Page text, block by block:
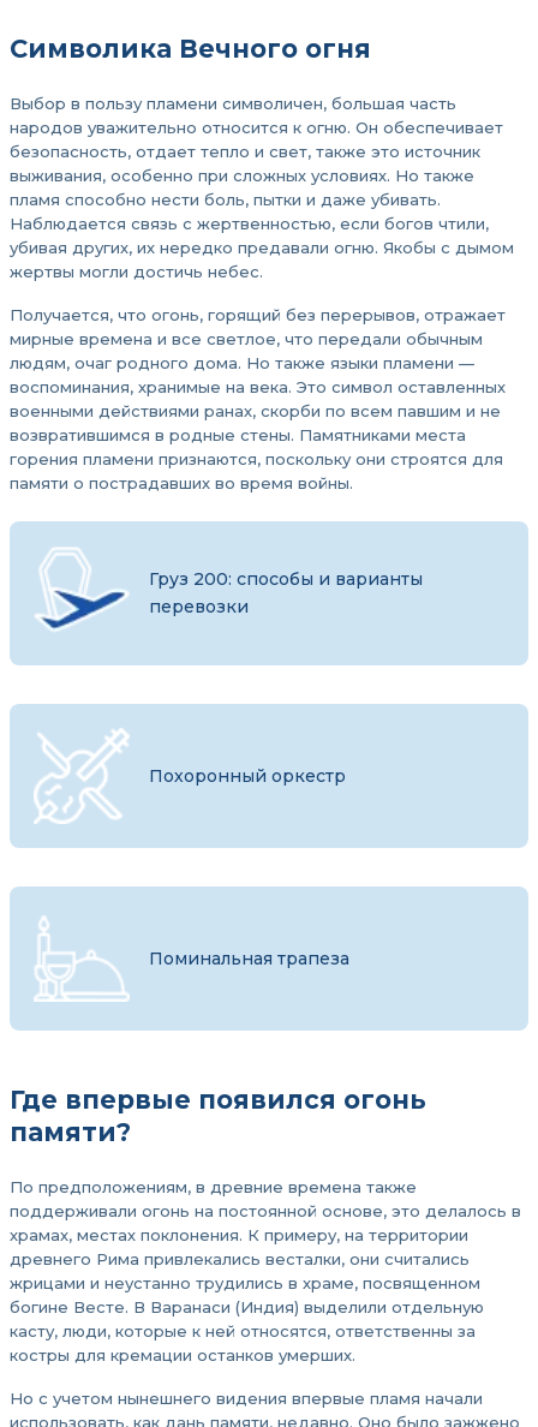
Символика Вечного огня
Выбор в пользу пламени символичен, большая часть
народов уважительно относится к огню. Он обеспечивает
безопасность, отдает тепло и свет, также это источник
выживания, особенно при сложных условиях. Но также
пламя способно нести боль, пытки и даже убивать.
Наблюдается связь с жертвенностью, если богов чтили,
убивая других, их нередко предавали огню. Якобы с дымом
жертвы могли достичь небес.
Получается, что огонь, горящий без перерывов, отражает
мирные времена и все светлое, что передали обычным
людям, очаг родного дома. Но также языки пламени —
воспоминания, хранимые на века. Это символ оставленных
военными действиями ранах, скорби по всем павшим и не
возвратившимся в родные стены. Памятниками места
горения пламени признаются, поскольку они строятся для
памяти о пострадавших во время войны.
Груз 200: способы и варианты
перевозки
Похоронный оркестр
Поминальная трапеза
Где впервые появился огонь
памяти?
По предположениям, в древние времена также
поддерживали огонь на постоянной основе, это делалось в
храмах, местах поклонения. К примеру, на территории
древнего Рима привлекались весталки, они считались
жрицами и неустанно трудились в храме, посвященном
богине Весте. В Варанаси (Индия) выделили отдельную
касту, люди, которые к ней относятся, ответственны за
костры для кремации останков умерших.
Но с учетом нынешнего видения впервые пламя начали
использовать, как дань памяти, недавно. Оно было зажжено